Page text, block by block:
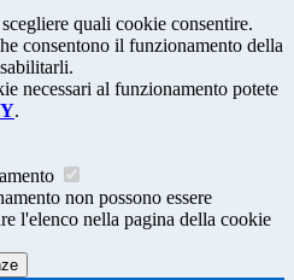
quali cookie consentire.
consentono il funzionamento della
necessari al funzionamento potete
.
non possono essere
l'elenco nella pagina della cookie